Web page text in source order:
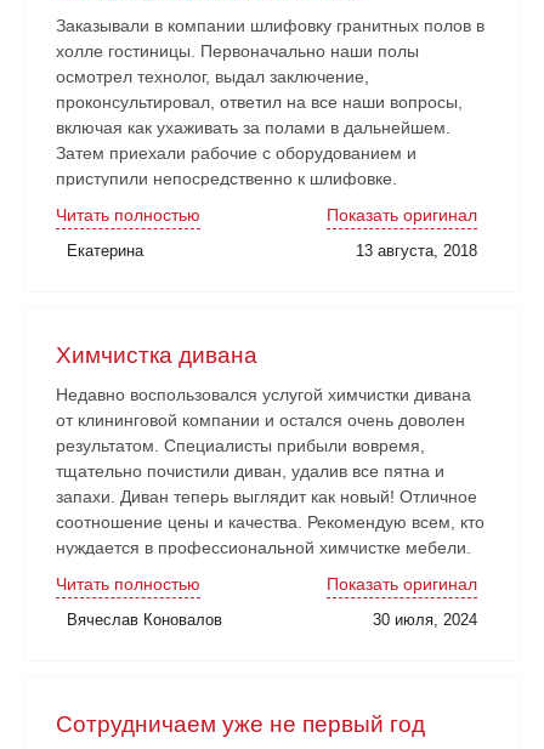
Заказывали в компании шлифовку гранитных полов в
холле гостиницы. Первоначально наши полы
осмотрел технолог, выдал заключение,
проконсультировал, ответил на все наши вопросы,
включая как ухаживать за полами в дальнейшем.
Затем приехали рабочие с оборудованием и
приступили непосредственно к шлифовке.
наши замечания и пожелания учитывали. Работа
сдана в срок. Очень довольны!
Читать полностью Показать оригинал
Екатерина 13 августа, 2018
Химчистка дивана
Недавно воспользовался услугой химчистки дивана
от клининговой компании и остался очень доволен
результатом. Специалисты прибыли вовремя,
тщательно почистили диван, удалив все пятна и
запахи. Диван теперь выглядит как новый! Отличное
соотношение цены и качества. Рекомендую всем, кто
нуждается в профессиональной химчистке мебели.
Читать полностью
Показать оригинал
Вячеслав Коновалов 30 июля, 2024
Сотрудничаем уже не первый год